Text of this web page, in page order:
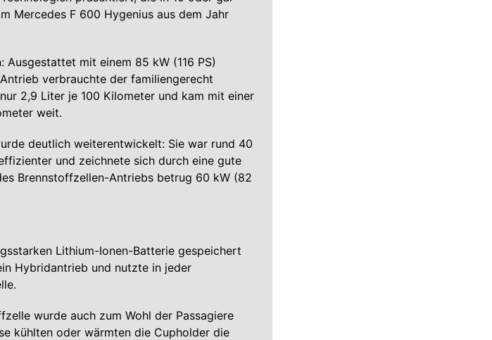
Mercedes F 600 Hygenius aus dem Jahr
mit einem 85 kW (116 PS)
verbrauchte der familiengerecht
2,9 Liter je 100 Kilometer und kam mit einer
weit.
deutlich weiterentwickelt: Sie war rund 40
und zeichnete sich durch eine gute
Brennstoffzellen-Antriebs betrug 60 kW (82
Lithium-Ionen-Batterie gespeichert
Hybridantrieb und nutzte in jeder
wurde auch zum Wohl der Passagiere
kühlten oder wärmten die Cupholder die